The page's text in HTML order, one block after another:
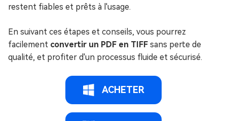
restent fiables et prêts à l'usage.
En suivant ces étapes et conseils, vous pourrez
facilement convertir un PDF en TIFF sans perte de
qualité, et profiter d'un processus fluide et sécurisé.
ACHETER